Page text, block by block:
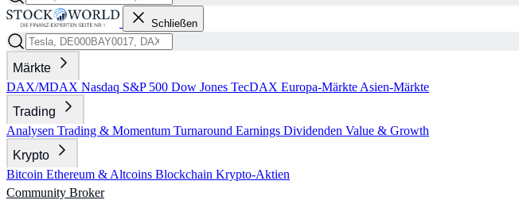
Schließen
Märkte
DAX/MDAX Nasdaq S&P 500 Dow Jones TecDAX Europa-Märkte Asien-Märkte
Trading
Analysen Trading & Momentum Turnaround Earnings Dividenden Value & Growth
Krypto
Bitcoin Ethereum & Altcoins Blockchain Krypto-Aktien
Community Broker